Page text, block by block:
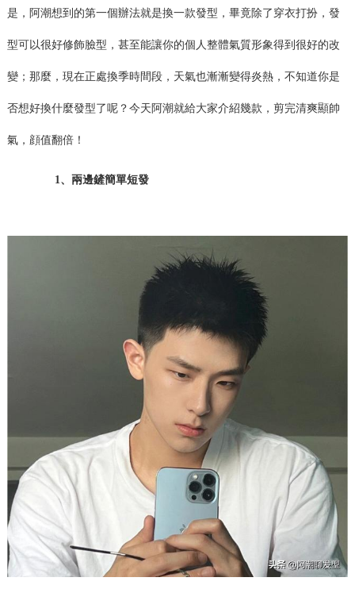
是，阿潮想到的第一個辦法就是換一款發型，畢竟除了穿衣打扮，發
型可以很好修飾臉型，甚至能讓你的個人整體氣質形象得到很好的改
變；那麼，現在正處換季時間段，天氣也漸漸變得炎熱，不知道你是
否想好換什麼發型了呢？今天阿潮就給大家介紹幾款，剪完清爽顯帥
氣，顔值翻倍！
1、兩邊鏟簡單短發